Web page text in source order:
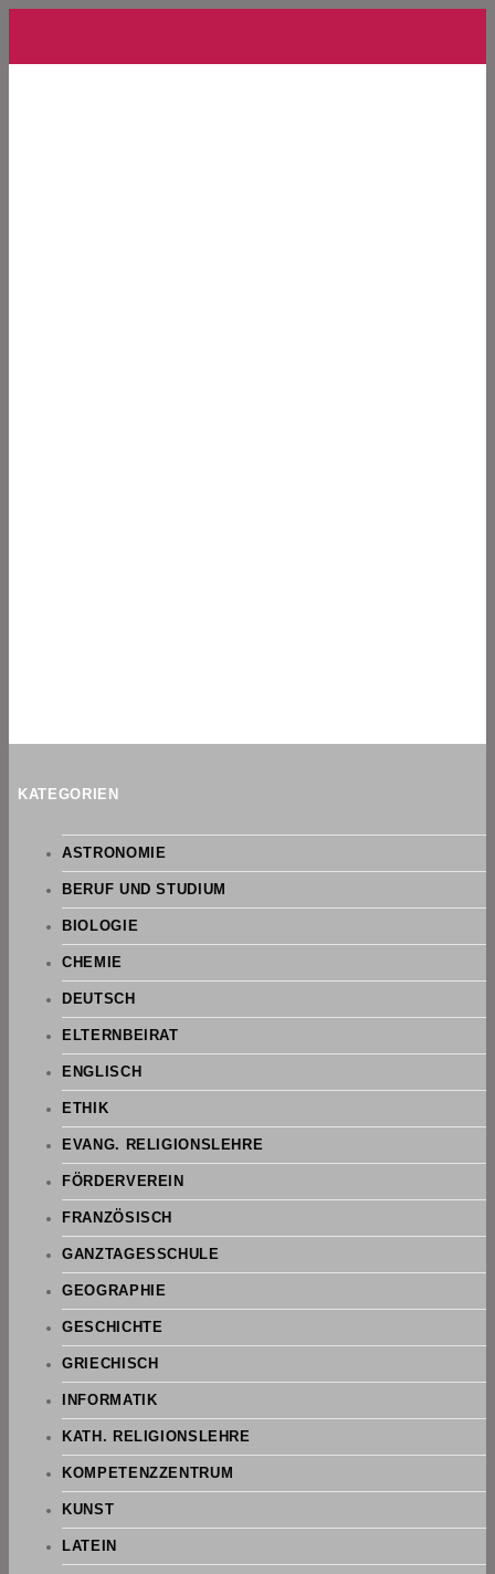
KATEGORIEN
ASTRONOMIE
BERUF UND STUDIUM
BIOLOGIE
CHEMIE
DEUTSCH
ELTERNBEIRAT
ENGLISCH
ETHIK
EVANG. RELIGIONSLEHRE
FÖRDERVEREIN
FRANZÖSISCH
GANZTAGESSCHULE
GEOGRAPHIE
GESCHICHTE
GRIECHISCH
INFORMATIK
KATH. RELIGIONSLEHRE
KOMPETENZZENTRUM
KUNST
LATEIN